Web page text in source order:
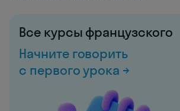
Все курсы французского
Начните говорить
с первого урока →